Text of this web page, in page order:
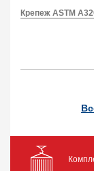
Крепеж ASTM